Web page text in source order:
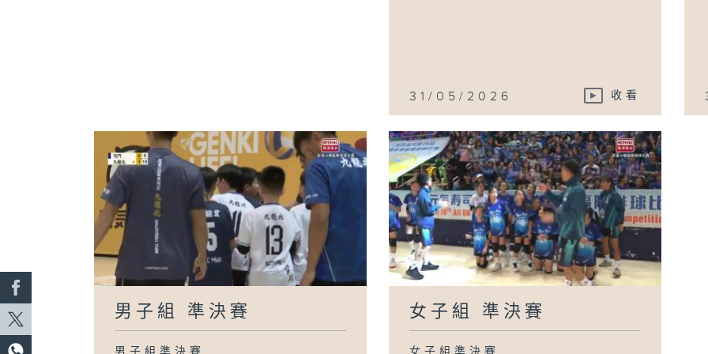
31/05/2026 收看
男子組 準決賽
男子組準決賽
女子組 準決賽
女子組準決賽